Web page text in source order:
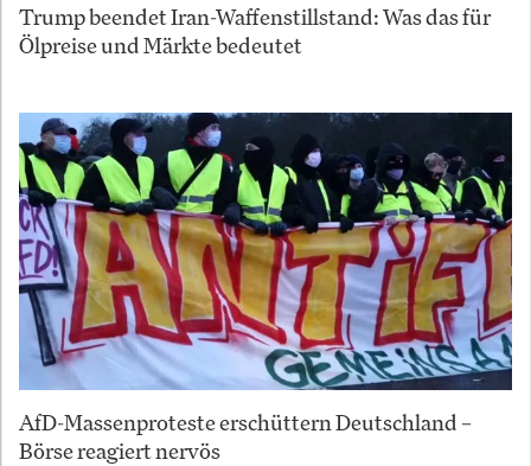
Trump beendet Iran-Waffenstillstand: Was das für
Ölpreise und Märkte bedeutet
AfD-Massenproteste erschüttern Deutschland –
Börse reagiert nervös